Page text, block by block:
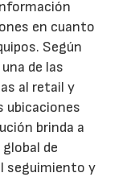
en cuanto
Según
de las
al retail y
ubicaciones
brinda a
de
seguimiento y